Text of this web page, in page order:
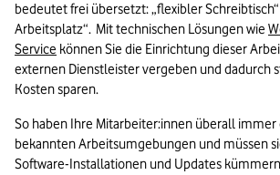
bedeutet frei übersetzt: „flexibler
Arbeitsplatz“.  Mit technischen Lösungen wie
Service können Sie die Einrichtung dieser
externen Dienstleister vergeben und dadurch
Kosten sparen.
So haben Ihre Mitarbeiter:innen überall
bekannten Arbeitsumgebungen und müssen
Software-Installationen und Updates